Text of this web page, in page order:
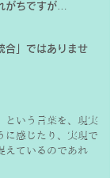
がちですが…
合」ではありませ
という言葉を、現実
に感じたり、実現で
えているのであれ